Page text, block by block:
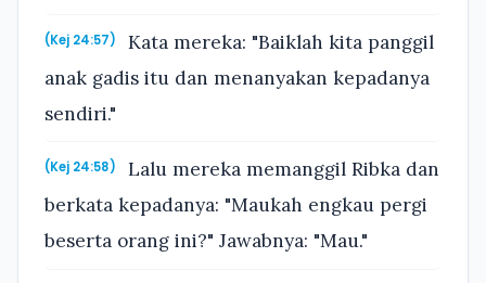
(Kej 24:57)
Kata mereka: "Baiklah kita panggil
anak gadis itu dan menanyakan kepadanya
sendiri."
(Kej 24:58)
Lalu mereka memanggil Ribka dan
berkata kepadanya: "Maukah engkau pergi
beserta orang ini?" Jawabnya: "Mau."